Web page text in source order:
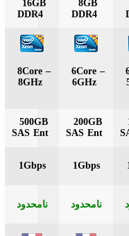
16GB
DDR4
8Core –
8GHz
500GB
SAS Ent
1Gbps
نامحدود